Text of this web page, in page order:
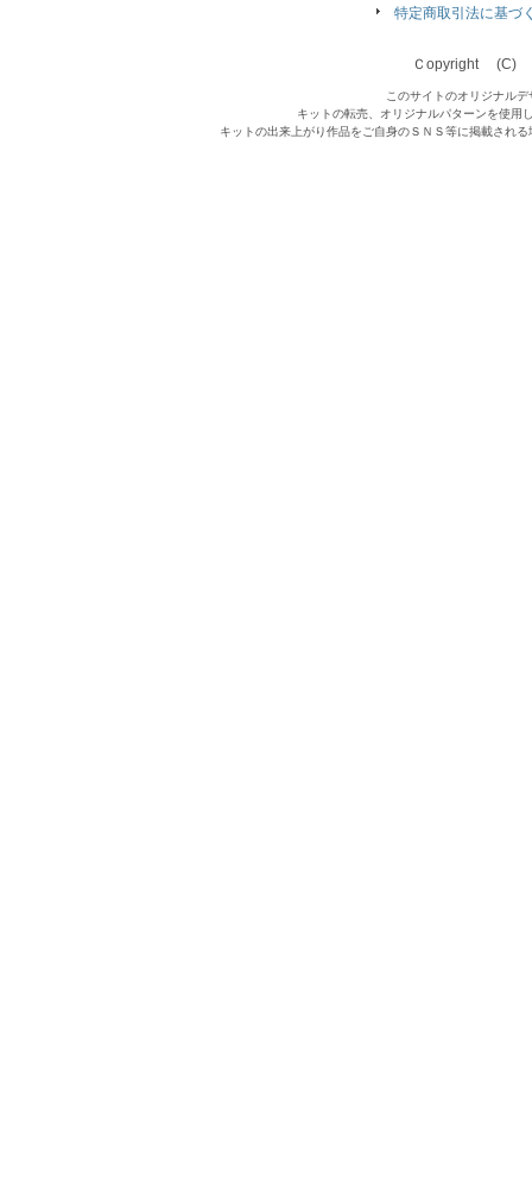
特定商取引法に基づ
Ｃopyright (C)
このサイトのオリジナル
キットの転売、オリジナルパターンを使用
キットの出来上がり作品をご自身のＳＮＳ等に掲載され